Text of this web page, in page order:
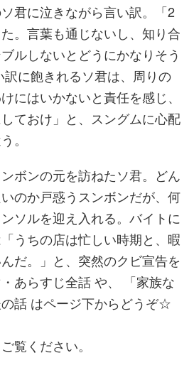
君に泣きながら言い訳。「2
。言葉も通じないし、知り合
ルしないとどうにかなりそう
に飽きれるソ君は、周りの
にはいかないと責任を感じ、
ておけ」と、スングムに心配
。
ボンの元を訪ねたソ君。どん
のか戸惑うスンボンだが、何
ソルを迎え入れる。バイトに
うちの店は忙しい時期と、暇
だ。」と、突然のクビ宣告を
あらすじ全話 や、 「家族な
話 はページ下からどうぞ☆
覧ください。